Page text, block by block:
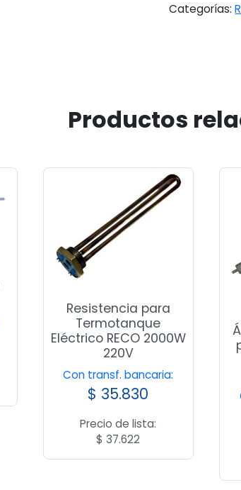
Categorías:
Productos
Resistencia para
Termotanque
Eléctrico RECO 2000W
220V
Con transf. bancaria:
$ 35.830
Precio de lista:
$ 37.622